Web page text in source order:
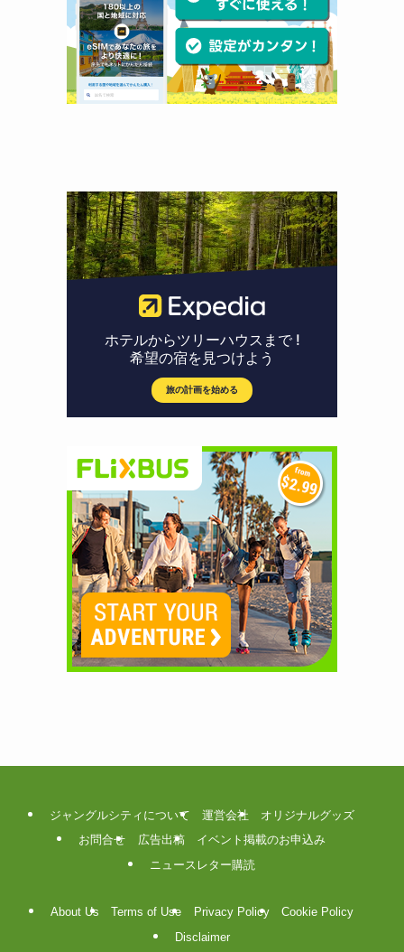
ジャングルシティについて 運営会社
オリジナルグッズ
お問合せ
広告出稿
イベント掲載のお申込み
ニュースレター購読
About Us Terms of Use Privacy Policy
Cookie Policy
Disclaimer